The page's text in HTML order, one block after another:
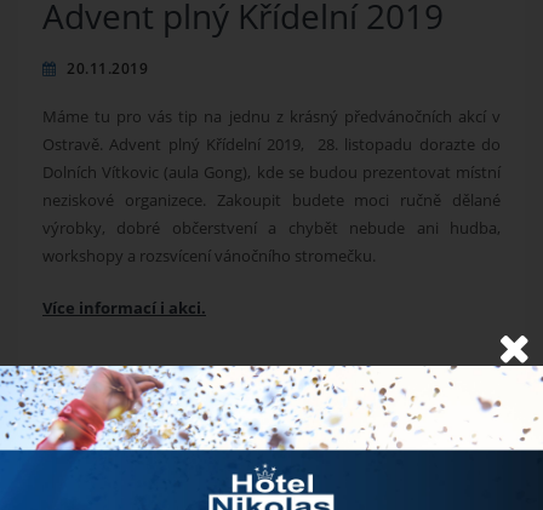
Advent plný Křídelní 2019
20.11.2019
Máme tu pro vás tip na jednu z krásný předvánočních akcí v
Ostravě. Advent plný Křídelní 2019, 28. listopadu dorazte do
Dolních Vítkovic (aula Gong), kde se budou prezentovat místní
neziskové organizece. Zakoupit budete moci ručně dělané
výrobky, dobré občerstvení a chybět nebude ani hudba,
workshopy a rozsvícení vánočního stromečku.
Více informací i akci.
NOVINKY
Objevujte Ostravu během svého pobytu